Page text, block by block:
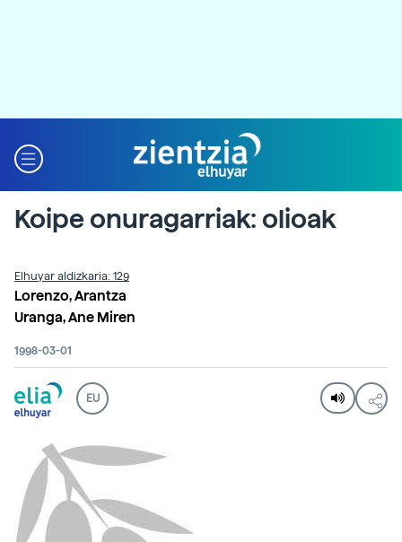
Koipe onuragarriak: olioak
Elhuyar aldizkaria: 129
Lorenzo, Arantza
Uranga, Ane Miren
1998-03-01
EU